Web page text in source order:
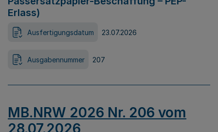
Erlass)
Ausfertigungsdatum 23.07.2026
Ausgabennummer 207
MB.NRW 2026 Nr. 206 vom
28.07.2026